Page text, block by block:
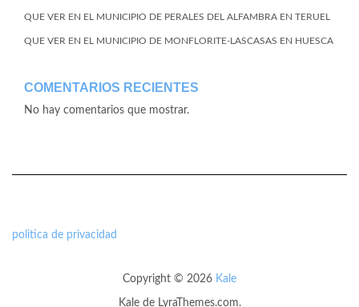
QUE VER EN EL MUNICIPIO DE PERALES DEL ALFAMBRA EN TERUEL
QUE VER EN EL MUNICIPIO DE MONFLORITE-LASCASAS EN HUESCA
COMENTARIOS RECIENTES
No hay comentarios que mostrar.
politica de privacidad
Copyright © 2026 Kale
Kalede LyraThemes.com.